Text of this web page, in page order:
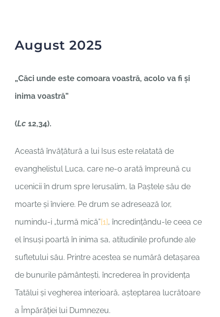
August 2025
„Căci unde este comoara voastră, acolo va fi şi
inima voastră”
(Lc12,34).
Această învățătură a lui Isus este relatată de
evanghelistul Luca, care ne-o arată împreună cu
ucenicii în drum spre Ierusalim, la Paștele său de
moarte și înviere. Pe drum se adresează lor,
numindu-i „turmă mică”[1], încredințându-le ceea ce
el însuși poartă în inima sa, atitudinile profunde ale
sufletului său. Printre acestea se numără detașarea
de bunurile pământești, încrederea în providența
Tatălui și vegherea interioară, așteptarea lucrătoare
a Împărăției lui Dumnezeu.